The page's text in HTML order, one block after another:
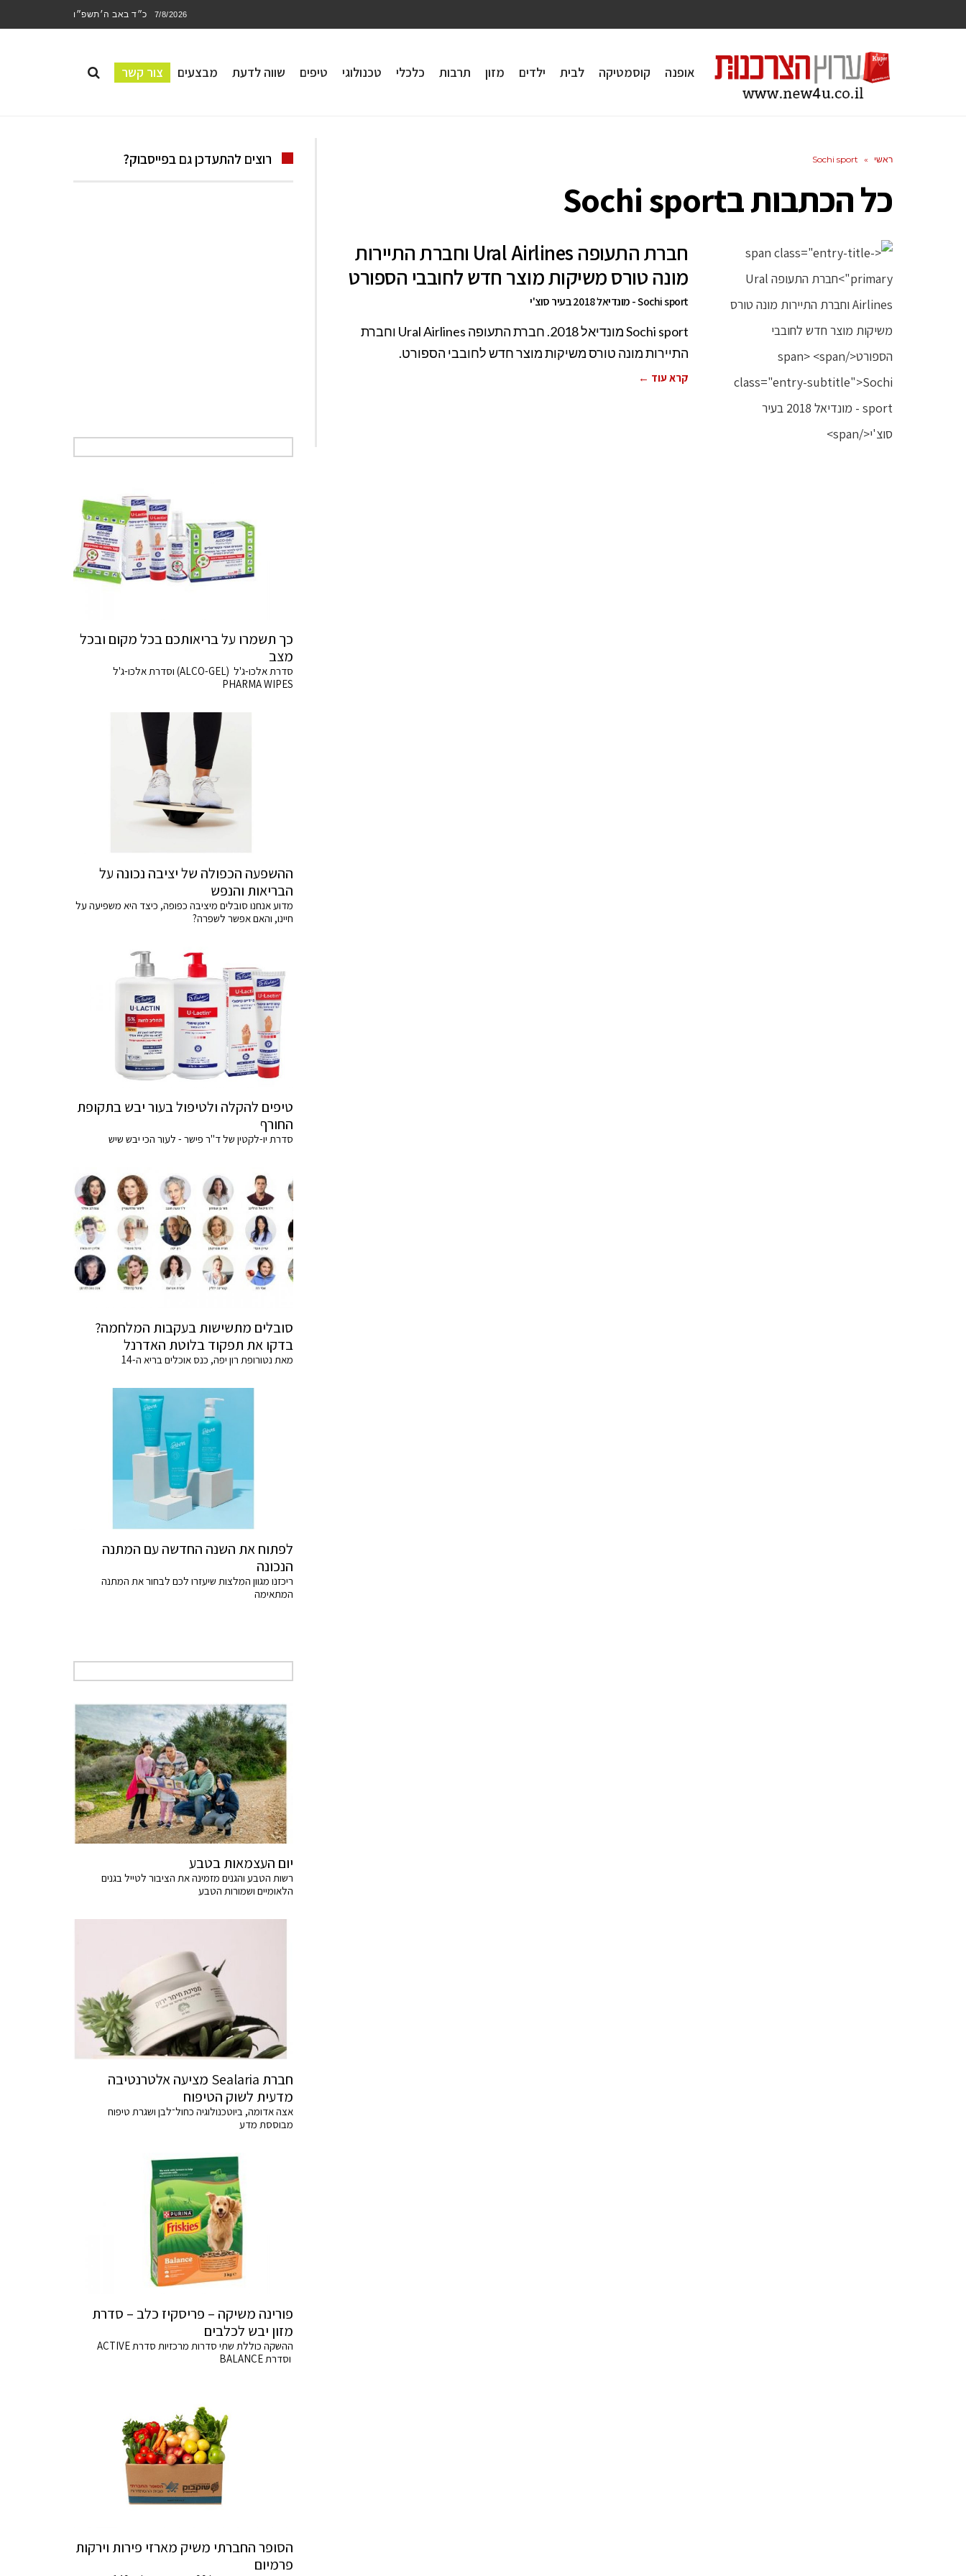
7/8/2026 כ״ד באב ה׳תשפ״ו
אופנה קוסמטיקה לבית ילדים מזון תרבות כלכלי טכנולוגי טיפים שווה לדעת מבצעים צור קשר
ראשי »
Sochi sport
כל הכתבות בSochi sport
חברת התעופה Ural Airlines וחברת התיירות
מונה טורס משיקות מוצר חדש לחובבי הספורט
Sochi sport - מונדיאל 2018 בעיר סוצ'י
Sochi sport מונדיאל 2018. חברת התעופה Ural Airlines וחברת
התיירות מונה טורס משיקות מוצר חדש לחובבי הספורט.
קרא עוד ←
רוצים להתעדכן גם בפייסבוק?
כך תשמרו על בריאותכם בכל מקום ובכל
מצב
סדרת אלכו-ג'ל (ALCO-GEL) וסדרת אלכו-ג'ל
PHARMA WIPES
ההשפעה הכפולה של יציבה נכונה על
הבריאות והנפש
מדוע אנחנו סובלים מיציבה כפופה, כיצד היא משפיעה על
חיינו, והאם אפשר לשפרה?
טיפים להקלה ולטיפול בעור יבש בתקופת
החורף
סדרת יו-לקטין של ד"ר פישר - לעור הכי יבש שיש
סובלים מתשישות בעקבות המלחמה?
בדקו את תפקוד בלוטת האדרנל
מאת נטורופת רון יפה, כנס אוכלים בריא ה-14
לפתוח את השנה החדשה עם המתנה
הנכונה
ריכזנו מגוון המלצות שיעזרו לכם לבחור את המתנה
המתאימה
יום העצמאות בטבע
רשות הטבע והגנים מזמינה את הציבור לטייל בגנים
הלאומיים ושמורות הטבע
חברת Sealaria מציעה אלטרנטיבה
מדעית לשוק הטיפוח
אצה אדומה, ביוטכנולוגיה כחול־לבן ושגרת טיפוח
מבוססת מדע
פורינה משיקה – פריסקיז כלב – סדרת
מזון יבש לכלבים
ההשקה כוללת שתי סדרות מרכזיות סדרת ACTIVE
וסדרת BALANCE
הסופר החברתי משיק מארזי פירות וירקות
פרמיום